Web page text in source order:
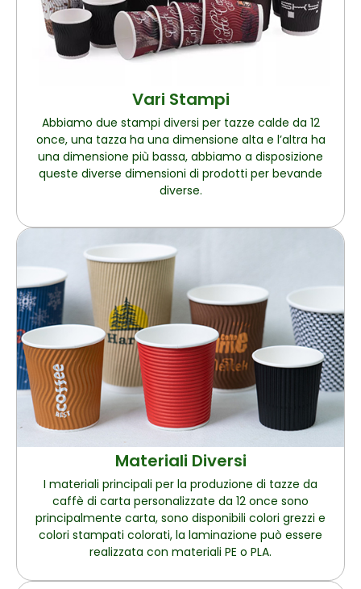
Vari Stampi
Abbiamo due stampi diversi per tazze calde da 12
once, una tazza ha una dimensione alta e l’altra ha
una dimensione più bassa, abbiamo a disposizione
queste diverse dimensioni di prodotti per bevande
diverse.
Materiali Diversi
I materiali principali per la produzione di tazze da
caffè di carta personalizzate da 12 once sono
principalmente carta, sono disponibili colori grezzi e
colori stampati colorati, la laminazione può essere
realizzata con materiali PE o PLA.